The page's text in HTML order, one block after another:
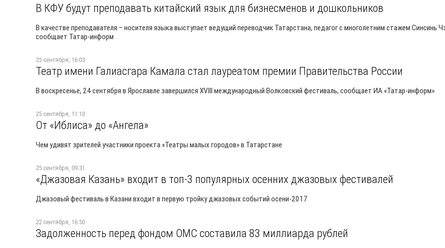
В КФУ будут преподавать китайский язык для бизнесменов и дошкольников
В качестве преподавателя – носителя языка выступает ведущий переводчик Татарстана, педагог с многолетним стажем Синсинь
сообщает Татар-информ
25 сентября, 16:03
Театр имени Галиасгара Камала стал лауреатом премии Правительства России
В воскресенье, 24 сентября в Ярославле завершился XVIII международный Волковский фестиваль, сообщает ИА «Татар-информ»
25 сентября, 11:10
От «Иблиса» до «Ангела»
Чем удивят зрителей участники проекта «Театры малых городов» в Татарстане
25 сентября, 09:31
«Джазовая Казань» входит в топ-3 популярных осенних джазовых фестивалей
Джазовый фестиваль в Казани входит в первую тройку джазовых событий осени-2017
22 сентября, 16:50
Задолженность перед фондом ОМС составила 83 миллиарда рублей